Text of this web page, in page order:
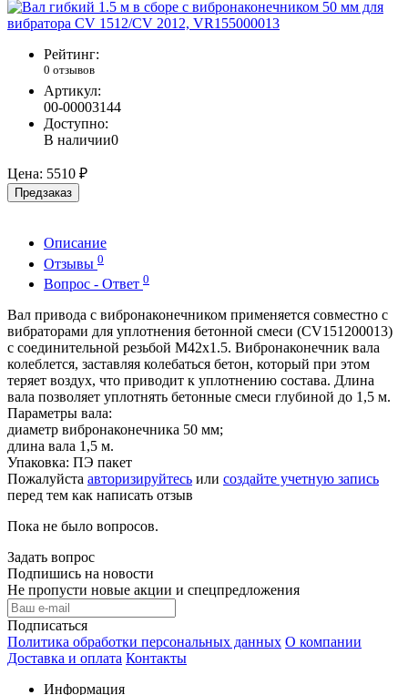
Рейтинг:
0 отзывов
Артикул:
00-00003144
Доступно:
В наличии0
Цена: 5510 ₽
Предзаказ
Описание
Отзывы 0
Вопрос - Ответ 0
Вал привода с вибронаконечником применяется совместно с
вибраторами для уплотнения бетонной смеси (CV151200013)
с соединительной резьбой M42x1.5. Вибронаконечник вала
колеблется, заставляя колебаться бетон, который при этом
теряет воздух, что приводит к уплотнению состава. Длина
вала позволяет уплотнять бетонные смеси глубиной до 1,5 м.
Параметры вала:
диаметр вибронаконечника 50 мм;
длина вала 1,5 м.
Упаковка: ПЭ пакет
Пожалуйста авторизируйтесь или создайте учетную запись
перед тем как написать отзыв
Пока не было вопросов.
Задать вопрос
Подпишись на новости
Не пропусти новые акции и спецпредложения
Подписаться
Политика обработки персональных данных О компании
Доставка и оплата Контакты
Информация